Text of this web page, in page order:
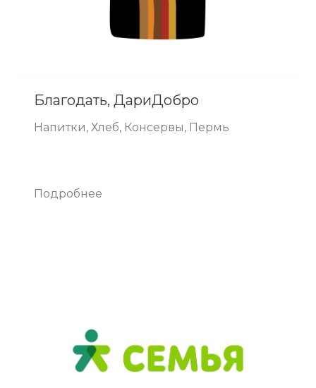
Благодать, ДариДобро
Напитки, Хлеб, Консервы, Пермь
Подробнее